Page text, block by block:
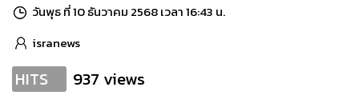
วันพุธ ที่ 10 ธันวาคม 2568 เวลา 16:43 น.
isranews
HITS 937 views